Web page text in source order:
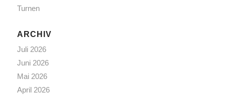
Turnen
ARCHIV
Juli 2026
Juni 2026
Mai 2026
April 2026